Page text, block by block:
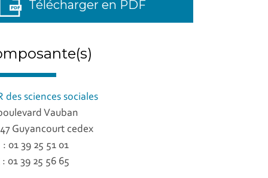
Télécharger en PDF
des sciences sociales
Vauban
Guyancourt cedex
: 01 39 25 51 01
: 01 39 25 56 65